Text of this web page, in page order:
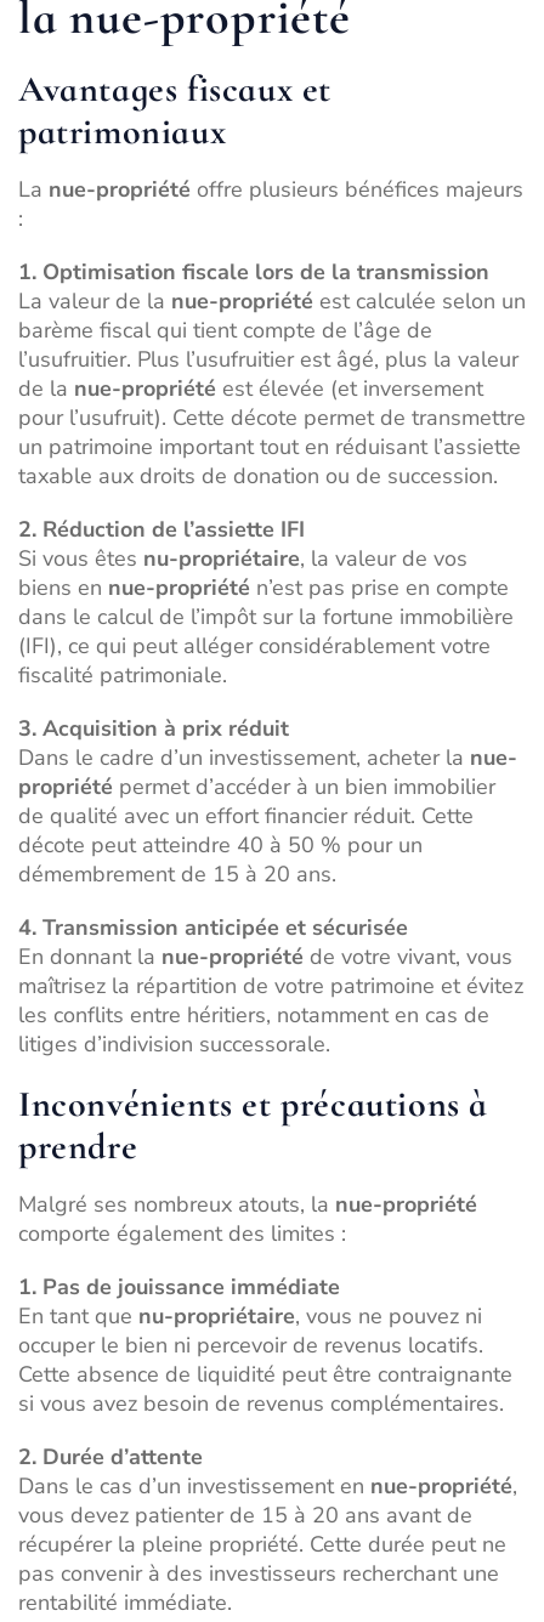
la nue-propriété
Avantages fiscaux et
patrimoniaux
La nue-propriété offre plusieurs bénéfices majeurs
:
1. Optimisation fiscale lors de la transmission
La valeur de la nue-propriété est calculée selon un
barème fiscal qui tient compte de l’âge de
l’usufruitier. Plus l’usufruitier est âgé, plus la valeur
de la nue-propriété est élevée (et inversement
pour l’usufruit). Cette décote permet de transmettre
un patrimoine important tout en réduisant l’assiette
taxable aux droits de donation ou de succession.
2. Réduction de l’assiette IFI
Si vous êtes nu-propriétaire, la valeur de vos
biens en nue-propriété n’est pas prise en compte
dans le calcul de l’impôt sur la fortune immobilière
(IFI), ce qui peut alléger considérablement votre
fiscalité patrimoniale.
3. Acquisition à prix réduit
Dans le cadre d’un investissement, acheter la nue-
propriété permet d’accéder à un bien immobilier
de qualité avec un effort financier réduit. Cette
décote peut atteindre 40 à 50 % pour un
démembrement de 15 à 20 ans.
4. Transmission anticipée et sécurisée
En donnant la nue-propriété de votre vivant, vous
maîtrisez la répartition de votre patrimoine et évitez
les conflits entre héritiers, notamment en cas de
litiges d’indivision successorale.
Inconvénients et précautions à
prendre
Malgré ses nombreux atouts, la nue-propriété
comporte également des limites :
1. Pas de jouissance immédiate
En tant que nu-propriétaire, vous ne pouvez ni
occuper le bien ni percevoir de revenus locatifs.
Cette absence de liquidité peut être contraignante
si vous avez besoin de revenus complémentaires.
2. Durée d’attente
Dans le cas d’un investissement en nue-propriété,
vous devez patienter de 15 à 20 ans avant de
récupérer la pleine propriété. Cette durée peut ne
pas convenir à des investisseurs recherchant une
rentabilité immédiate.